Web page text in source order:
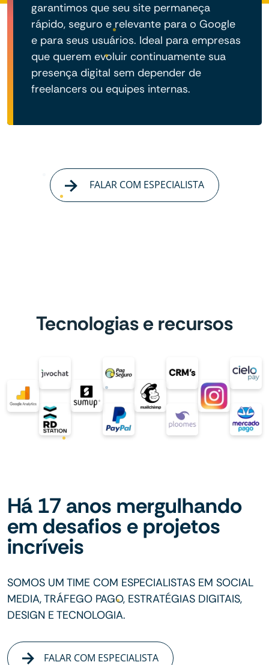
garantimos que seu site permaneça
rápido, seguro e relevante para o Google
e para seus usuários. Ideal para empresas
que querem evoluir continuamente sua
presença digital sem depender de
freelancers ou equipes internas.
FALAR COM ESPECIALISTA
Tecnologias e recursos
Há 17 anos mergulhando
em desafios e projetos
incríveis
SOMOS UM TIME COM ESPECIALISTAS EM SOCIAL
MEDIA, TRÁFEGO PAGO, ESTRATÉGIAS DIGITAIS,
DESIGN E TECNOLOGIA.
FALAR COM ESPECIALISTA